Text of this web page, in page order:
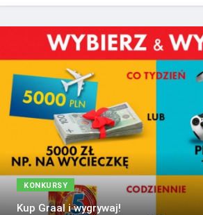
KONKURSY
Kup Graal i wygrywaj!